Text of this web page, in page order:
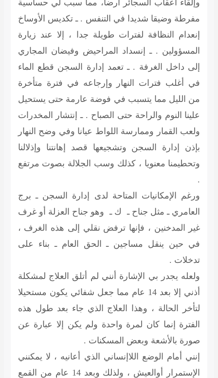
وإلقاء أعقاب السجائر أرضا، مما سبب لي حساسية
مفرطة وضيقا شديدا في التنفس . ـ تكديس الأوساخ
إنعدام النظافة لفترات طويلة جدا ، إلا عند زيارة
المسؤولين . ـ إنسداد المراحيض وفيضان المجاري
إلى داخل الغرفة . ـ تعمد إدارة السجن قطع الماء
في أغلب فترات النهار وإرجاعه في فترة متأخرة
من الليل مما يتسبب في فوضة عارمة حتى يستحيل
علينا النوم والراحة حتى الصباح . ـ إنتشار المخدرات
ولعب القمار وممارسة اللواط عيانا وفي وضح النهار
بإذن إدارة السجن وتشجيعها قصد إهانتنا وإذلالنا
وتحطيمنا معنويا ، كذلك وسب الجلالة بصوت مرتفع
.
ورغم الإمكانيات المتاحة لدى إدارة السجن ـ برج
العامري ـ مثل جناح ـ ك ـ وهو جناح العزلة أو غرف
غير المدخنين ، فإنها ترفض نقلي إلى هذه الغرف ،
في حين ينقل مساجين ـ الحق العام ـ بناء على
تدخلات .
ولعله يجدر بي الإشارة أنني لم أتلق العلاج لمشكلة
أذني إلا بعد 14 عام مما جعل شفائي يكون مستحيلا
لتأخر الحالة ، وهذا العلاج الذي جاء بعد طول هذه
الفترة إنما كان لمرة واحدة ولم يكن إلا عبارة عن
صورة بالأشعة وبعض المسكنات .
إنني أمام الوضع اللاإنساني الذي أعانيه ، لا يمكنني
الإستمرار أوالعيش ، ولذلك وبعد 14 عام من القمع